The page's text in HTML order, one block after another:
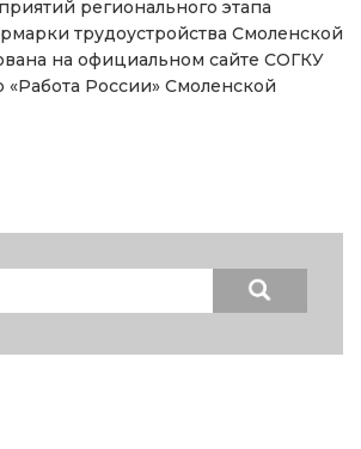
регионального этапа
трудоустройства Смоленской
на официальном сайте СОГКУ
России» Смоленской